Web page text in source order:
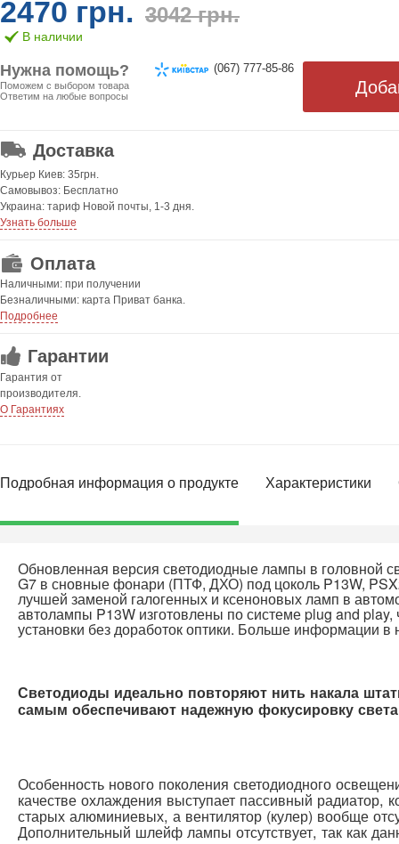
2470 грн. 3042 грн.
В наличии
Нужна помощь?
Поможем с выбором товара
Ответим на любые вопросы
(067) 777-85-86
Доставка
Курьер Киев: 35грн.
Самовывоз: Бесплатно
Украина: тариф Новой почты, 1-3 дня.
Узнать больше
Оплата
Наличными: при получении
Безналичными: карта Приват банка.
Подробнее
Гарантии
Гарантия от
производителя.
О Гарантиях
Подробная информация о продукте Характеристики
Обновленная версия светодиодные лампы в головной
G7 в сновные фонари (ПТФ, ДХО) под цоколь P13W,
лучшей заменой галогенных и ксеноновых ламп в
автолампы P13W изготовлены по системе plug and play,
установки без доработок оптики. Больше информации в
Светодиоды идеально повторяют нить накала
самым обеспечивают надежную фокусировку
Особенность нового поколения светодиодного
качестве охлаждения выступает пассивный радиатор,
старых алюминиевых, а вентилятор (кулер) вообще
Дополнительный шлейф лампы отсутствует, так как